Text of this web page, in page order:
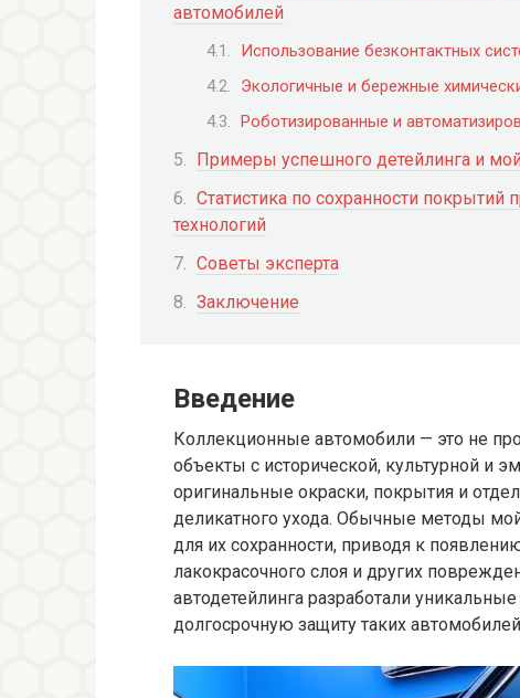
автомобилей
Использование безконтактных
Экологичные и бережные
Роботизированные и
Примеры успешного детейлинга и
Статистика по сохранности
технологий
Советы эксперта
Заключение
Введение
Коллекционные автомобили — это не
объекты с исторической, культурной и
оригинальные окраски, покрытия и
деликатного ухода. Обычные методы
для их сохранности, приводя к
лакокрасочного слоя и других
автодетейлинга разработали
долгосрочную защиту таких